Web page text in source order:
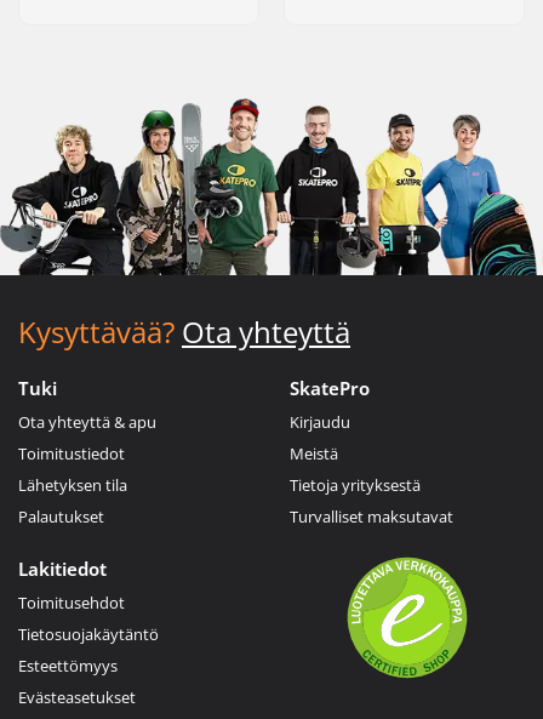
Kysyttävää? Ota yhteyttä
Tuki
Ota yhteyttä & apu
Toimitustiedot
Lähetyksen tila
Palautukset
SkatePro
Kirjaudu
Meistä
Tietoja yrityksestä
Turvalliset maksutavat
Lakitiedot
Toimitusehdot
Tietosuojakäytäntö
Esteettömyys
Evästeasetukset